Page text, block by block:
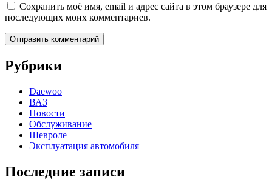
Сохранить моё имя, email и адрес сайта в этом браузере для
последующих моих комментариев.
Рубрики
Daewoo
ВАЗ
Новости
Обслуживание
Шевроле
Эксплуатация автомобиля
Последние записи